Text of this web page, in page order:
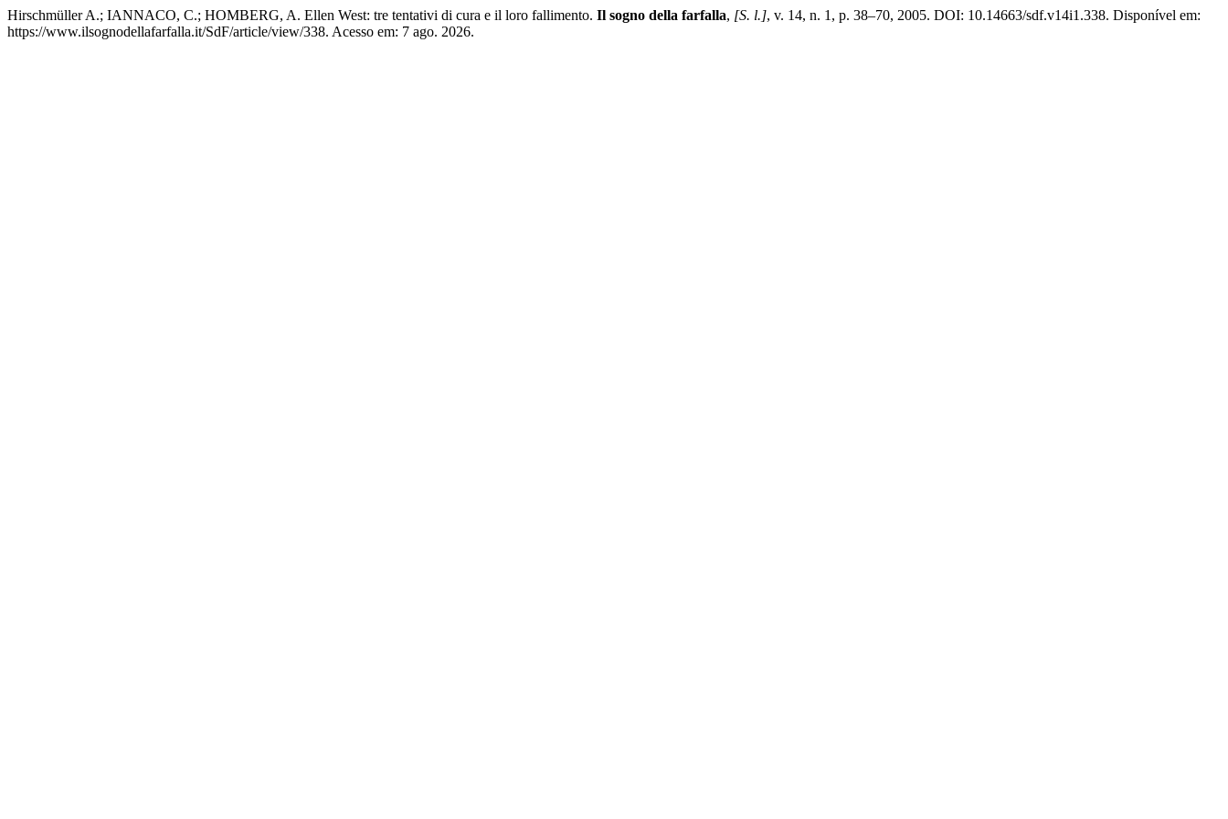
Hirschmüller A.; IANNACO, C.; HOMBERG, A. Ellen West: tre tentativi di cura e il loro fallimento. Il sogno della farfalla, [S. l.], v. 14, n. 1, p. 38–70, 2005. DOI: 10.14663/sdf.v14i1.338. Disponível em:
https://www.ilsognodellafarfalla.it/SdF/article/view/338. Acesso em: 7 ago. 2026.